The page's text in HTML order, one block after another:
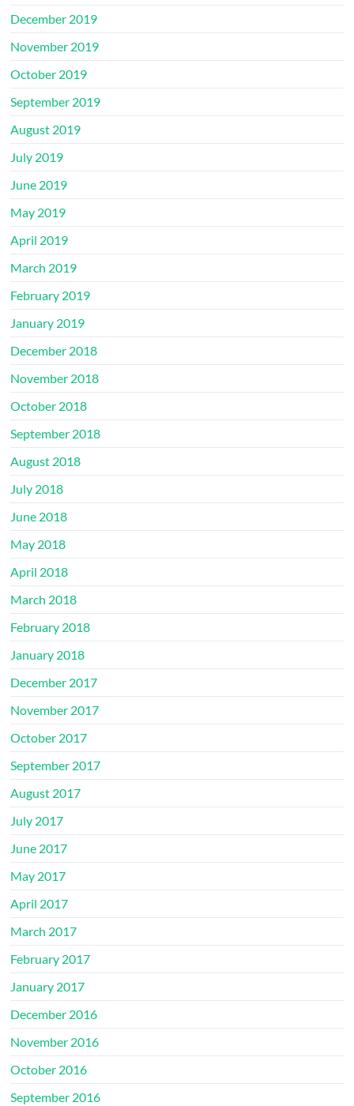
December 2019
November 2019
October 2019
September 2019
August 2019
July 2019
June 2019
May 2019
April 2019
March 2019
February 2019
January 2019
December 2018
November 2018
October 2018
September 2018
August 2018
July 2018
June 2018
May 2018
April 2018
March 2018
February 2018
January 2018
December 2017
November 2017
October 2017
September 2017
August 2017
July 2017
June 2017
May 2017
April 2017
March 2017
February 2017
January 2017
December 2016
November 2016
October 2016
September 2016